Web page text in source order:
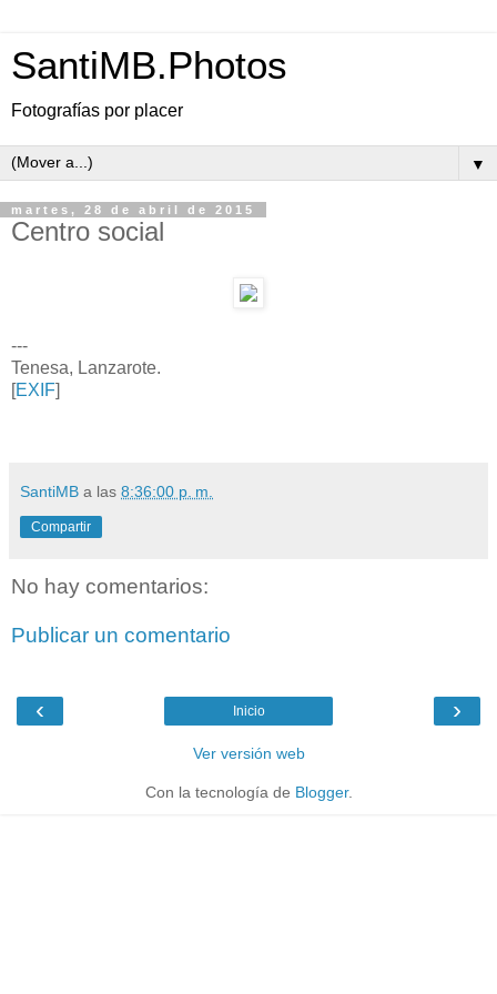
SantiMB.Photos
Fotografías por placer
▼
martes, 28 de abril de 2015
Centro social
---
Tenesa, Lanzarote.
[EXIF]
SantiMB a las 8:36:00 p. m.
Compartir
No hay comentarios:
Publicar un comentario
‹ ›
Inicio
Ver versión web
Con la tecnología de Blogger.